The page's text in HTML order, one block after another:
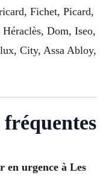
Fichet, Picard,
Dom, Iseo,
City, Assa Abloy,
en urgence à Les